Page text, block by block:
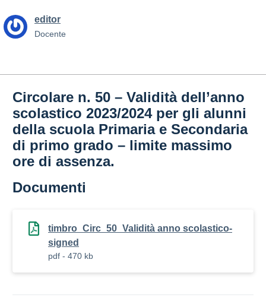
editor
Docente
Circolare n. 50 – Validità dell’anno
scolastico 2023/2024 per gli alunni
della scuola Primaria e Secondaria
di primo grado – limite massimo
ore di assenza.
Documenti
timbro_Circ_50_Validità anno scolastico-
signed
pdf - 470 kb